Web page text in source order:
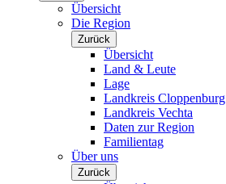
Übersicht
Die Region
Zurück
Übersicht
Land & Leute
Lage
Landkreis Cloppenburg
Landkreis Vechta
Daten zur Region
Familientag
Über uns
Zurück